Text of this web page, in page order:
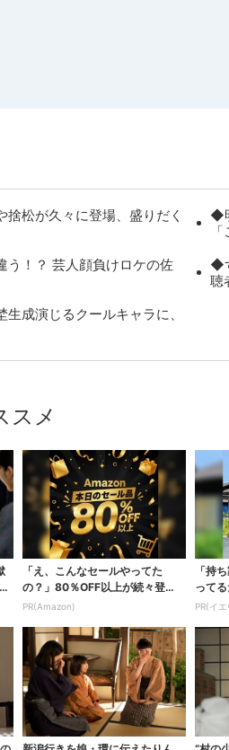
松が久々に登場、盛りだく
◆
！？ 芸人顔負けロケの佐
◆
聴
成演じるクールキャラに、
スメ
「え、こんなセールやってた
の？」80％OFF以上が続々登
場！Amazonの本気が...
PR(Amazon)
「持
って
PR(イ